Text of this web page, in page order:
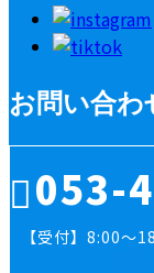
お問い合わ
053-
【受付】8:00～